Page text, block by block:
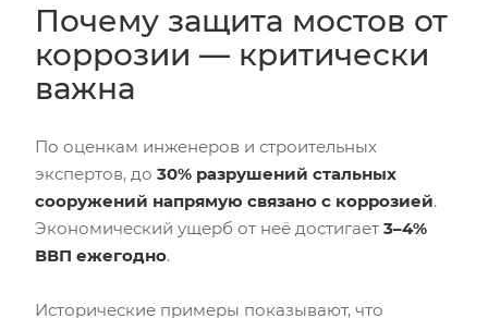
Почему защита мостов от
коррозии — критически
важна
По оценкам инженеров и строительных
экспертов, до 30% разрушений стальных
сооружений напрямую связано с коррозией.
Экономический ущерб от неё достигает 3–4%
ВВП ежегодно.
Исторические примеры показывают, что